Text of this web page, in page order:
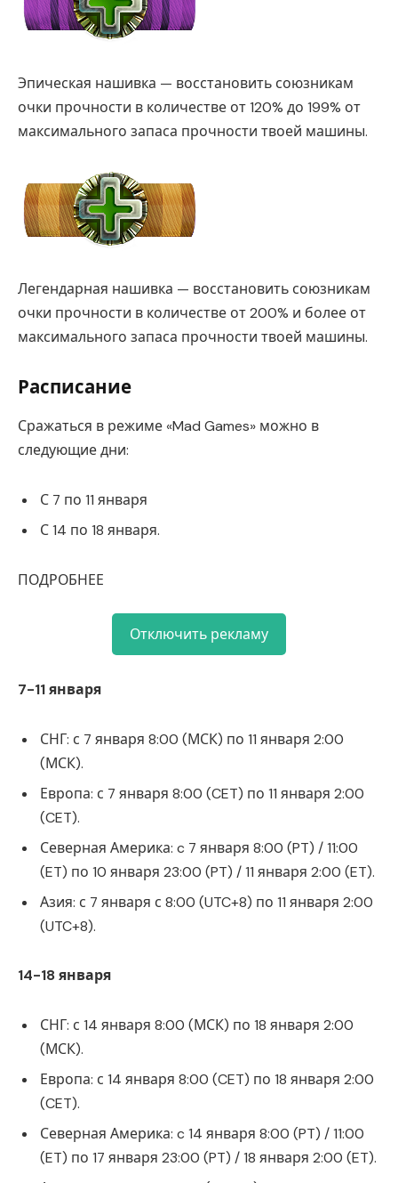
Эпическая нашивка — восстановить союзникам
очки прочности в количестве от 120% до 199% от
максимального запаса прочности твоей машины.
Легендарная нашивка — восстановить союзникам
очки прочности в количестве от 200% и более от
максимального запаса прочности твоей машины.
Расписание
Сражаться в режиме «Mad Games» можно в
следующие дни:
С 7 по 11 января
С 14 по 18 января.
ПОДРОБНЕЕ
Отключить рекламу
7-11 января
СНГ: с 7 января 8:00 (МСК) по 11 января 2:00
(МСК).
Европа: с 7 января 8:00 (CET) по 11 января 2:00
(CET).
Северная Америка: c 7 января 8:00 (PT) / 11:00
(ET) по 10 января 23:00 (PT) / 11 января 2:00 (ET).
Азия: с 7 января с 8:00 (UTC+8) по 11 января 2:00
(UTC+8).
14-18 января
СНГ: с 14 января 8:00 (МСК) по 18 января 2:00
(МСК).
Европа: с 14 января 8:00 (CET) по 18 января 2:00
(CET).
Северная Америка: c 14 января 8:00 (PT) / 11:00
(ET) по 17 января 23:00 (PT) / 18 января 2:00 (ET).